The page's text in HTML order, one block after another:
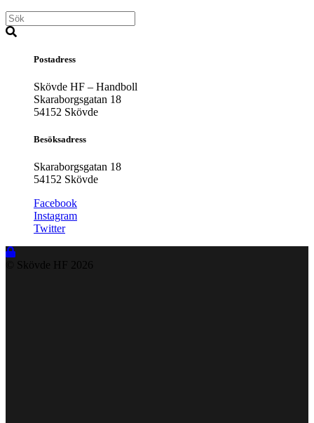
Postadress
Skövde HF – Handboll
Skaraborgsgatan 18
54152 Skövde
Besöksadress
Skaraborgsgatan 18
54152 Skövde
Facebook
Instagram
Twitter
© Skövde HF 2026